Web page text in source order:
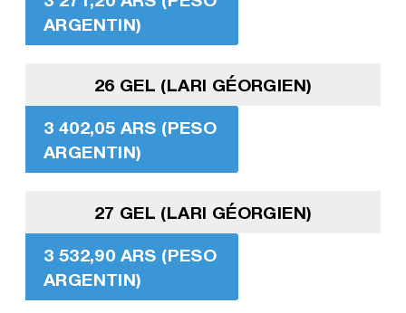
ARGENTIN)
26 GEL (LARI GÉORGIEN)
3 402,05 ARS (PESO
ARGENTIN)
27 GEL (LARI GÉORGIEN)
3 532,90 ARS (PESO
ARGENTIN)